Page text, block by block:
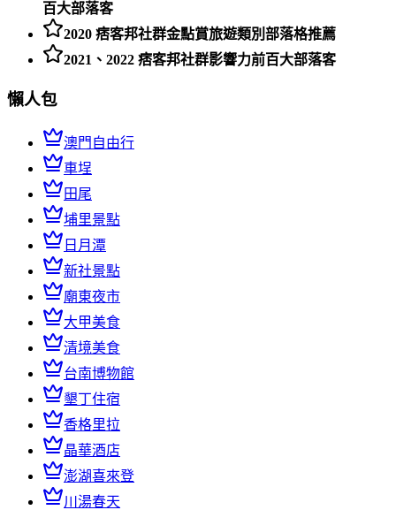
百大部落客
2020 痞客邦社群金點賞旅遊類別部落格推薦
2021、2022 痞客邦社群影響力前百大部落客
懶人包
澳門自由行
車埕
田尾
埔里景點
日月潭
新社景點
廟東夜市
大甲美食
清境美食
台南博物館
墾丁住宿
香格里拉
晶華酒店
澎湖喜來登
川湯春天